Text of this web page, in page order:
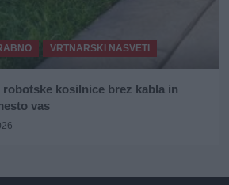
VRTNARSKI NASVETI
kosilnice brez kabla in
vas